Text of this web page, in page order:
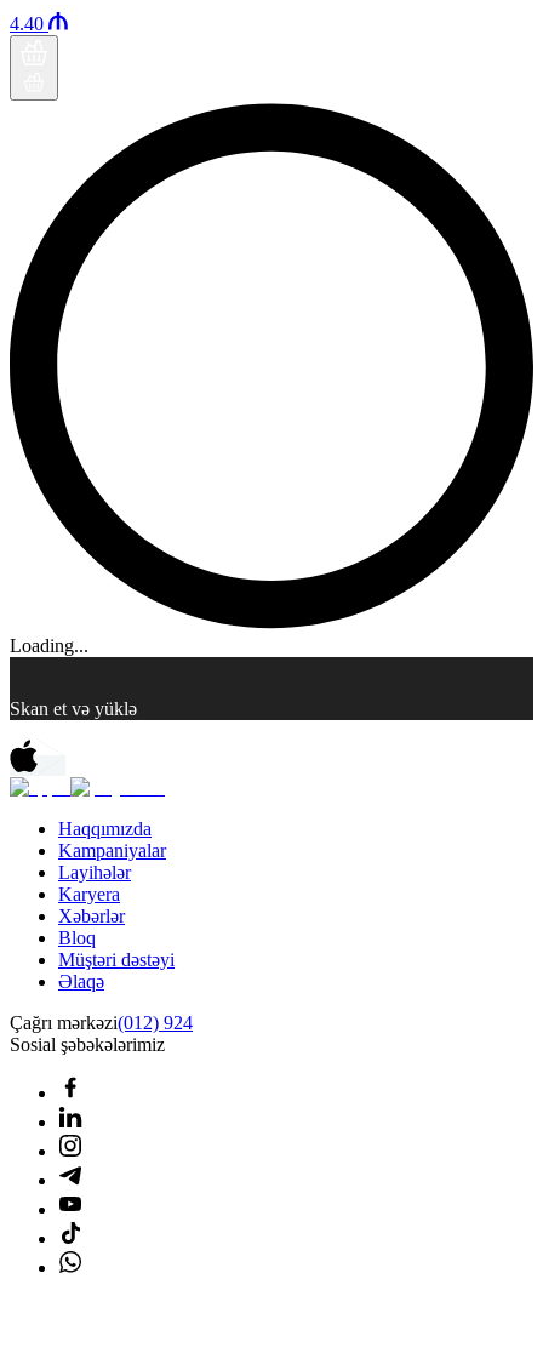
4.40
Loading...
Skan et və yüklə
Haqqımızda
Kampaniyalar
Layihələr
Karyera
Xəbərlər
Bloq
Müştəri dəstəyi
Əlaqə
Çağrı mərkəzi(012) 924
Sosial şəbəkələrimiz